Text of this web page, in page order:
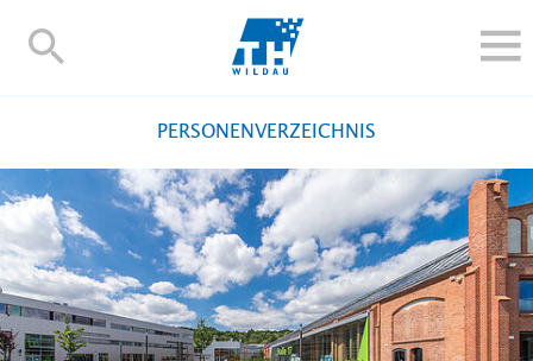
TH-
FORSCHUNG UND TRANSFER
ALUMNI
HOCHSCHULE
INTERNATIONAL
BESCHÄFTIGTE
PERSONENVERZEICHNIS